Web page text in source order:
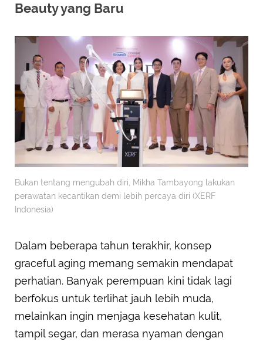
Beauty yang Baru
Bukan tentang mengubah diri, Mikha Tambayong lakukan
perawatan kecantikan demi lebih percaya diri (XERF
Indonesia)
Dalam beberapa tahun terakhir, konsep
graceful aging memang semakin mendapat
perhatian. Banyak perempuan kini tidak lagi
berfokus untuk terlihat jauh lebih muda,
melainkan ingin menjaga kesehatan kulit,
tampil segar, dan merasa nyaman dengan